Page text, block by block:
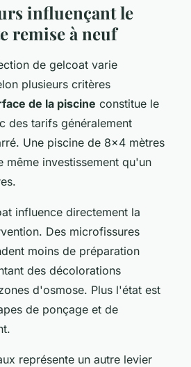
influençant le
remise à neuf
de gelcoat varie
plusieurs critères
de la piscine constitue le
des tarifs généralement
Une piscine de 8x4 mètres
même investissement qu'un
influence directement la
Des microfissures
moins de préparation
des décolorations
d'osmose. Plus l'état est
de ponçage et de
représente un autre levier